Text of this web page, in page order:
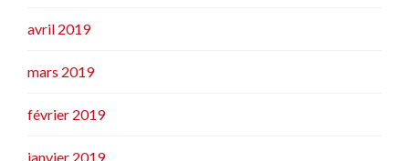
avril 2019
mars 2019
février 2019
janvier 2019